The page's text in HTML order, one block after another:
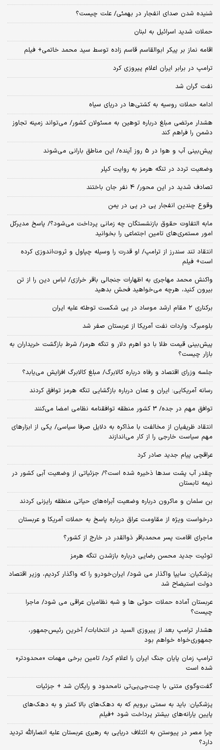
شنیده شدن صدای انفجار در بهمئی/ علت چیست؟
حملات شدید اسرائیل به لبنان
اقامه نماز بر پیکر ابوالقاسم قاسم زاده توسط سید محمد خاتمی+ فیلم
ترامپ در برابر ایران اعلام پیروزی کرد
نفت گران شد
ادامه حملات روسیه به کشتی‌ها در دریای سیاه
هشدار مرتضی مبلغ درباره توهین به مسئولان کشور/ می‌تواند زمینه تجاوز
دشمن را فراهم کند
پیش‌بینی آب و هوا در 5 روز آینده/ این مناطق بارانی می‌شوند
وضعیت تردد در تنگه هرمز به روایت کپلر
تصادف شدید در این محور/ 4 نفر جان باختند
وقوع چندین انفجار پی در پی در یمن
مابه التفاوت حقوق بازنشستگان چه زمانی پرداخت می‌شود؟/ پاسخ مدیرکل
امور مستمری‌های تامین اجتماعی را بخوانید
انتقاد تند سندرز از ترامپ/ او قدرت را وسیله چپاول و ثروت‌اندوزی کرده
است+ فیلم
واکنش محمد مهاجری به اظهارات جنجالی باقر خرازی/ لباس دین را از تن
بیرون کنید، هرچه می‌خواهید فحش بدهید
برکناری ۲ مقام‌ ارشد موساد در پی شکست توطئه علیه ایران
بلومبرگ: واردات نفت آمریکا از عربستان صفر شد
پیش‌بینی قیمت طلا با دو اهرم دلار و تنگه هرمز/ شرط بازگشت خریداران به
بازار چیست؟
جلسه وزرای اقتصاد و رفاه درباره کالابرگ/ مبلغ کالابرگ افزایش می‌یابد؟
رسانه آمریکایی: ایران و عمان درباره بازگشایی تنگه هرمز توافق کردند
توافق مهم در جده/ 3 کشور منطقه توافقنامه نظامی امضا می‌کنند
انتقاد ظریفیان از مخالفت با مذاکره به دلایل صرفا سیاسی/ یکی از ابزارهای
مهم سیاست خارجی را از کار می‌اندازند
عراقچی پیام جدید صادر کرد
چقدر آب پشت سدها ذخیره شده است؟/ جزئیاتی از وضعیت آبی کشور در
نیمه تابستان
بن سلمان و ماکرون درباره وضعیت آبراه‌های حیاتی منطقه رایزنی کردند
درخواست ویژه از مقاومت عراق درباره پاسخ به حملات آمریکا و عربستان
ماجرای اقامت پسر محمدباقر ذوالقدر در خارج از کشور؟
توئیت جدید محسن رضایی درباره بازشدن تنگه هرمز
پزشکیان: سایپا واگذار می شود/ ایران‌خودرو را که واگذار کردیم، وزیر اقتصاد
دولت استیضاح شد
عربستان آماده حملات حوثی ها و شبه نظامیان عراقی می شود/ ماجرا
چیست؟
هشدار ترامپ بعد از پیروزی السید در انتخابات/ آخرین رئیس‌جمهور،
جمهوری‌خواه خواهم بود
ترامپ زمان پایان جنگ ایران را اعلام کرد/ تامین برخی مهمات «محدودتر»
شده است
گفت‌وگوی متنی با چت‌جی‌پی‌تی نامحدود و رایگان شد + جزئیات
پزشکیان: باید به سمتی برویم که به دهک‌های بالا کمتر و به دهک‌های
پایین یارانه‌های بیشتر پرداخت شود +فیلم
چرا مصر در پیوستن به ائتلاف دریایی به رهبری عربستان علیه انصارالله تردید
دارد؟